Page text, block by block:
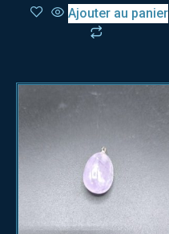
Ajouter au panier